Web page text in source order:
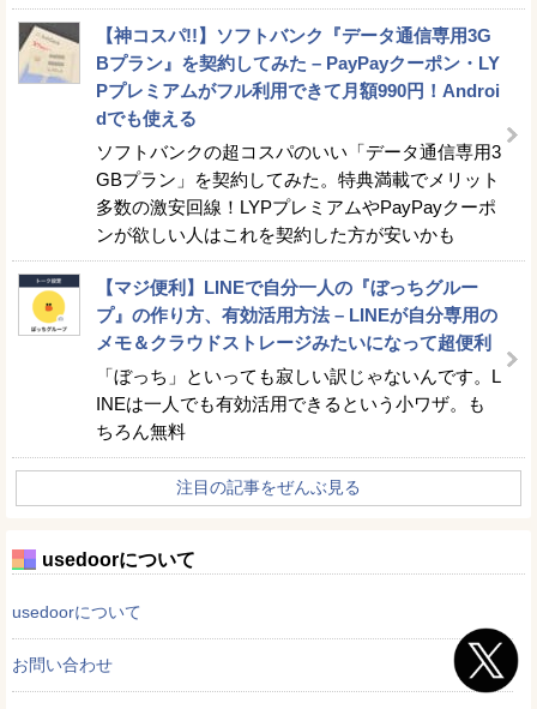
【神コスパ!!】ソフトバンク『データ通信専用3G
Bプラン』を契約してみた – PayPayクーポン・LY
Pプレミアムがフル利用できて月額990円！Androi
dでも使える
ソフトバンクの超コスパのいい「データ通信専用3
GBプラン」を契約してみた。特典満載でメリット
多数の激安回線！LYPプレミアムやPayPayクーポ
ンが欲しい人はこれを契約した方が安いかも
【マジ便利】LINEで自分一人の『ぼっちグルー
プ』の作り方、有効活用方法 – LINEが自分専用の
メモ＆クラウドストレージみたいになって超便利
「ぼっち」といっても寂しい訳じゃないんです。L
INEは一人でも有効活用できるという小ワザ。も
ちろん無料
注目の記事をぜんぶ見る
usedoorについて
usedoorについて
お問い合わせ